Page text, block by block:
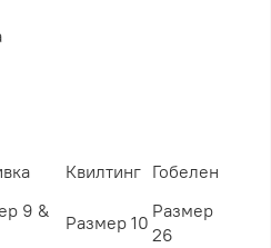
Квилтинг Гобелен
9 &
Размер 10
Размер
26